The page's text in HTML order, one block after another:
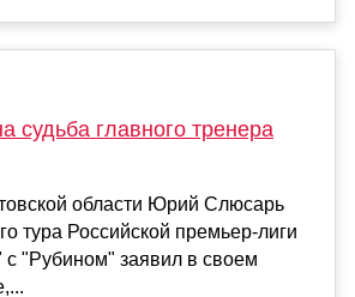
судьба главного тренера
области Юрий Слюсарь
тура Российской премьер-лиги
"Рубином" заявил в своем